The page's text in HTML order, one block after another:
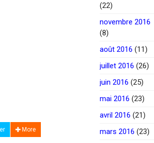
More
(22)
novembre 2016
(8)
août 2016 (11)
juillet 2016 (26)
juin 2016 (25)
mai 2016 (23)
avril 2016 (21)
mars 2016 (23)